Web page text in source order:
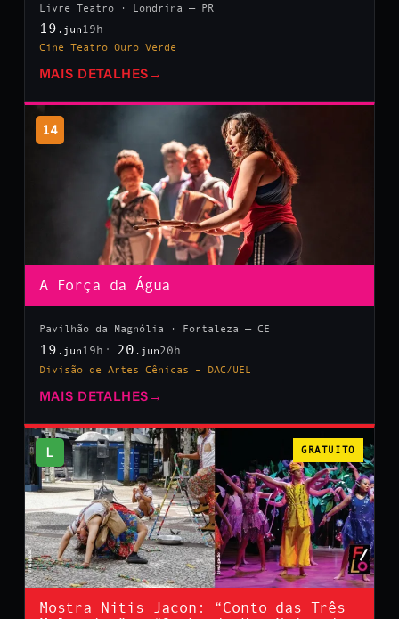
Livre Teatro · Londrina — PR
19 .jun 19h
Cine Teatro Ouro Verde
MAIS DETALHES →
14
A Força da Água
Pavilhão da Magnólia · Fortaleza — CE
19 .jun 19h 20 .jun20h
Divisão de Artes Cênicas – DAC/UEL
MAIS DETALHES →
L GRATUITO
Mostra Nitis Jacon: “Conto das Três